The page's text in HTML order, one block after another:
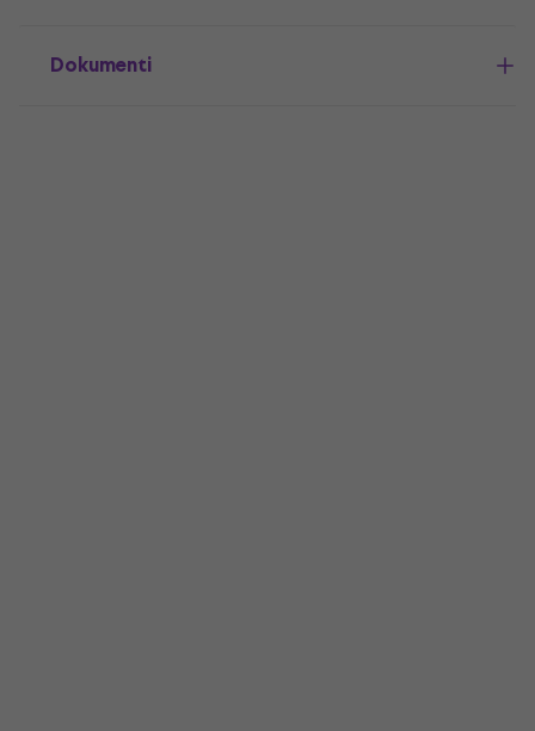
Dokumenti